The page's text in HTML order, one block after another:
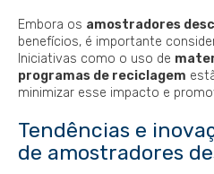
Embora os amostradores
benefícios, é importante
Iniciativas como o uso de
programas de reciclagem
minimizar esse impacto e
Tendências e
de amostradores